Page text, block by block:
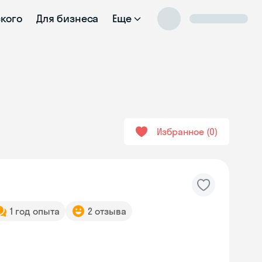
Для бизнеса Еще
Избранное 0
1 год опыта 2 отзыва